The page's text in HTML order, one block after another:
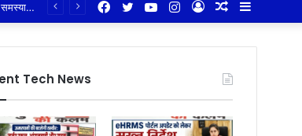
for
eHRMS पोर्टल अपडेट को लेकर सख्त निर्देश: एक सप्ताह में पूरा करें 100% सेवा अभिलेख अपलोड,तकनीकी दिक्कतों के समाधान के लिए जिला स्तर पर तीन सदस्यीय सहायता दल गठित, सीईओ हरसिमरनप्रीत कौर ने तय की समय-सीमा
Random
Log
Instagram
YouTube
Twitter
Facebook
Tech News